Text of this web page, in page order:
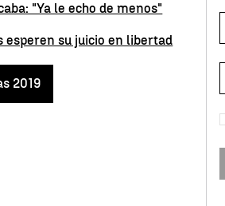
"Ya le echo de menos"
esperen su juicio en libertad
2019